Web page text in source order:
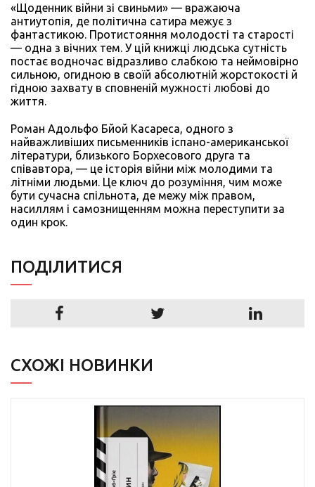
«Щоденник війни зі свиньми» — вражаюча
антиутопія, де політична сатира межує з
фантастикою. Протистояння молодості та старості
— одна з вічних тем. У цій книжці людська сутність
постає водночас відразливо слабкою та неймовірно
сильною, огидною в своїй абсолютній жорстокості й
гідною захвату в сповненій мужності любові до
життя.
Роман Адольфо Бйой Касареса, одного з
найважливіших письменників іспано-американської
літератури, близького Борхесового друга та
співавтора, — це історія війни між молодими та
літніми людьми. Це ключ до розуміння, чим може
бути сучасна спільнота, де межу між правом,
насиллям і самознищенням можна переступити за
один крок.
ПОДIЛИТИСЯ
СХОЖІ НОВИНКИ